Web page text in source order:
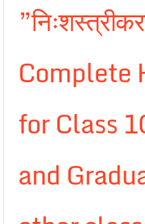
Complete
for Class
and